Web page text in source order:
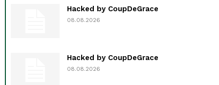
Hacked by CoupDeGrace
08.08.2026
Hacked by CoupDeGrace
08.08.2026